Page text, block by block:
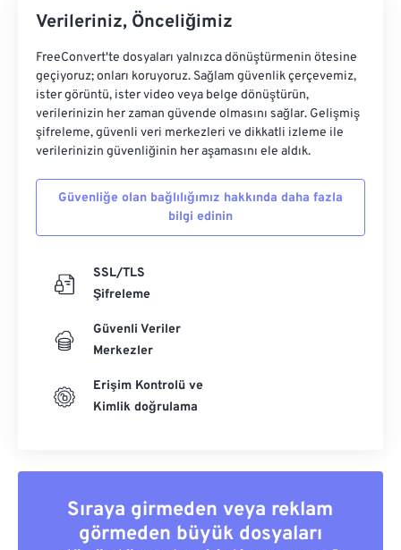
Verileriniz, Önceliğimiz
FreeConvert'te dosyaları yalnızca dönüştürmenin ötesine
geçiyoruz; onları koruyoruz. Sağlam güvenlik çerçevemiz,
ister görüntü, ister video veya belge dönüştürün,
verilerinizin her zaman güvende olmasını sağlar. Gelişmiş
şifreleme, güvenli veri merkezleri ve dikkatli izleme ile
verilerinizin güvenliğinin her aşamasını ele aldık.
Güvenliğe olan bağlılığımız hakkında daha fazla
bilgi edinin
SSL/TLS
Şifreleme
Güvenli Veriler
Merkezler
Erişim Kontrolü ve
Kimlik doğrulama
Sıraya girmeden veya reklam
görmeden büyük dosyaları